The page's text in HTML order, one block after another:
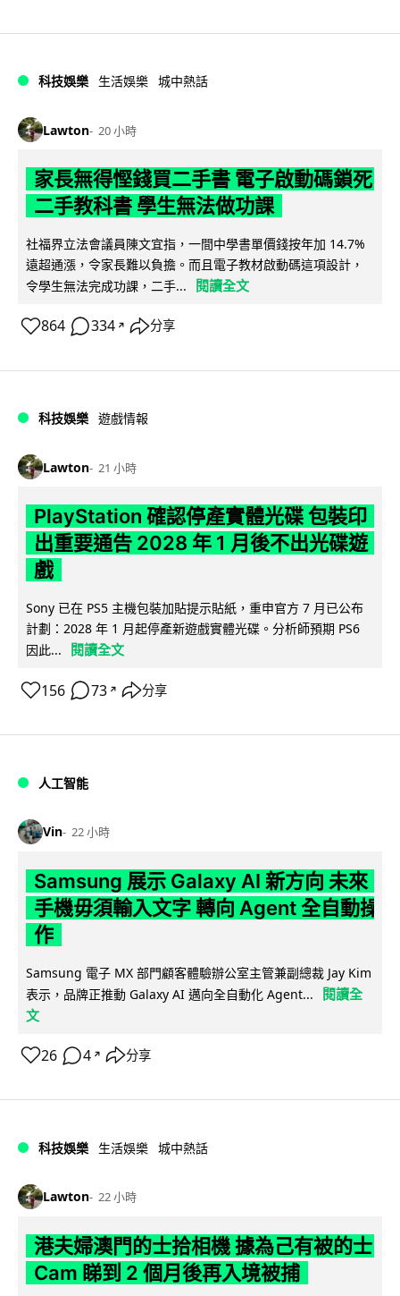
科技娛樂 生活娛樂 城中熱話
Lawton 20 小時
家長無得慳錢買二手書 電子啟動碼鎖死
二手教科書 學生無法做功課
社福界立法會議員陳文宜指，一間中學書單價錢按年加 14.7%
遠超通漲，令家長難以負擔。而且電子教材啟動碼這項設計，
令學生無法完成功課，二手...
閱讀全文
864 334 ↗ 分享
科技娛樂 遊戲情報
Lawton 21 小時
PlayStation 確認停產實體光碟 包裝印
出重要通告 2028 年 1 月後不出光碟遊
戲
Sony 已在 PS5 主機包裝加貼提示貼紙，重申官方 7 月已公布
計劃：2028 年 1 月起停產新遊戲實體光碟。分析師預期 PS6
因此...
閱讀全文
156 73 ↗ 分享
人工智能
Vin 22 小時
Samsung 展示 Galaxy AI 新方向 未來
手機毋須輸入文字 轉向 Agent 全自動操
作
Samsung 電子 MX 部門顧客體驗辦公室主管兼副總裁 Jay Kim
表示，品牌正推動 Galaxy AI 邁向全自動化 Agent...
閱讀全
文
26 4 ↗ 分享
科技娛樂 生活娛樂 城中熱話
Lawton 22 小時
港夫婦澳門的士拾相機 據為己有被的士
Cam 睇到 2 個月後再入境被捕